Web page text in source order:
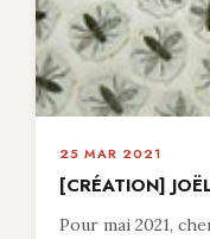
25 MAR 2021
[CRÉATION]
Pour mai 2021,